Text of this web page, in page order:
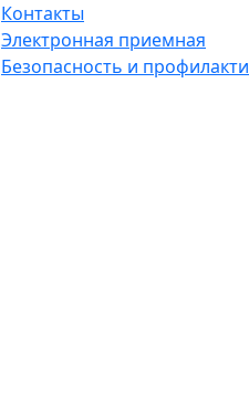
Контакты
Электронная приемная
Безопасность и